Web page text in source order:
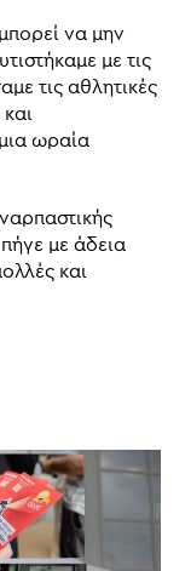
μπορεί να μην
με τις
τις αθλητικές
ωραία
με άδεια
και